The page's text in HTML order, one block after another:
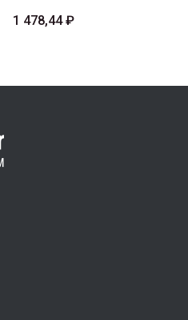
1 478,44 ₽